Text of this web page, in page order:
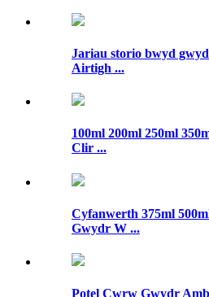
Jariau storio bwyd
Airtigh ...
100ml 200ml 250ml
Clir ...
Cyfanwerth 375ml
Gwydr W ...
Potel Cwrw Gwydr